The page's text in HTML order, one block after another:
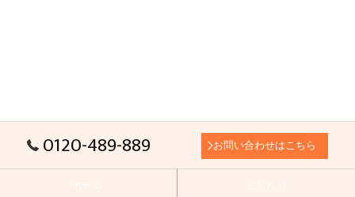
0120-489-889 お問い合わせはこちら